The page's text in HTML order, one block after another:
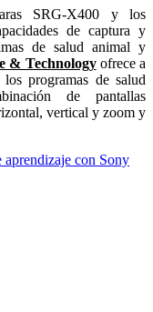
SRG-X400 y los
de captura y
de salud animal y
& Technologyofrece a
programas de salud
de pantallas
vertical y zoom y